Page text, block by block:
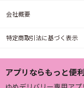
会社概要
特定商取引法に基づく表示
アプリならもっと便